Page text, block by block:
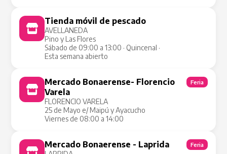
Tienda móvil de pescado
AVELLANEDA
Pino y Las Flores
Sábado de 09:00 a 13:00 · Quincenal ·
Esta semana abierto
Mercado Bonaerense- Florencio
Varela
FLORENCIO VARELA
25 de Mayo e/ Maipú y Ayacucho
Viernes de 08:00 a 14:00
Feria
Mercado Bonaerense - Laprida Feria